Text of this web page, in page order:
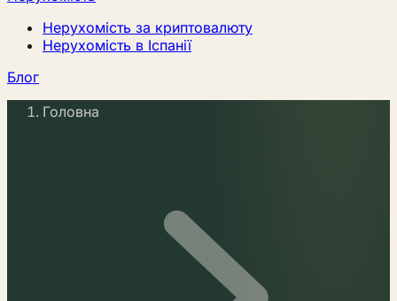
Нерухомість за криптовалюту
Нерухомість в Іспанії
Блог
Головна